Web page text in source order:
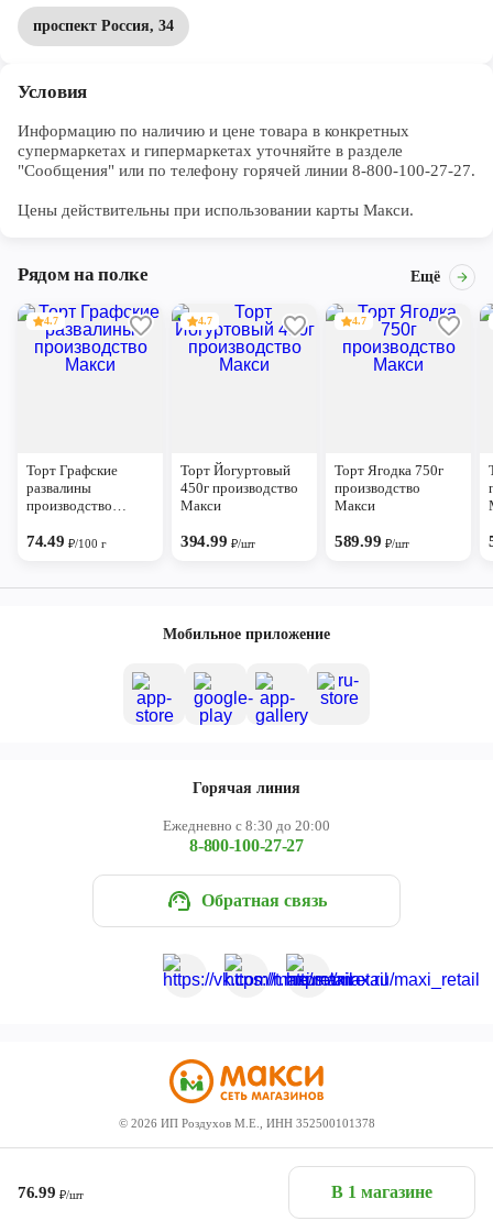
76.99₽/шт В 1 магазине
проспект Россия, 34
Условия
Информацию по наличию и цене товара в конкретных
супермаркетах и гипермаркетах уточняйте в разделе
"Сообщения" или по телефону горячей линии 8-800-100-27-27.
Цены действительны при использовании карты Макси.
Рядом на полке Ещё
4.7
Торт Графские
развалины
производство
74.49₽/100 г
4.7
Торт Йогуртовый
450г производство
Макси
394.99 ₽/шт
4.7
Торт Ягодка 750г
производство
Макси
589.99 ₽/шт
Мобильное приложение
Горячая линия
Ежедневно с 8:30 до 20:00
8-800-100-27-27
Обратная связь
© 2026 ИП Роздухов М.Е., ИНН 352500101378